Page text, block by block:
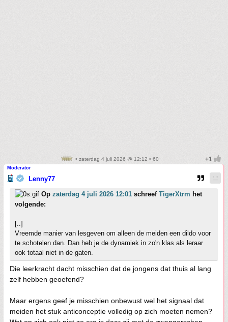
• zaterdag 4 juli 2026 @ 12:12 • 60
Moderator
Lenny77
Op zaterdag 4 juli 2026 12:01 schreef TigerXtrm het
volgende:
[..]
Vreemde manier van lesgeven om alleen de meiden een dildo voor
te schotelen dan. Dan heb je de dynamiek in zo'n klas als leraar
ook totaal niet in de gaten.
Die leerkracht dacht misschien dat de jongens dat thuis al lang
zelf hebben geoefend?
Maar ergens geef je misschien onbewust wel het signaal dat
meiden het stuk anticonceptie volledig op zich moeten nemen?